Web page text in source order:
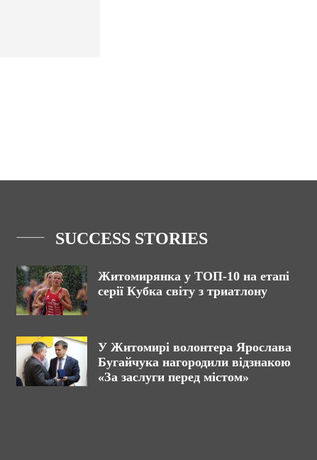
SUCCESS STORIES
Житомирянка у ТОП-10 на етапі
серії Кубка світу з триатлону
У Житомирі волонтера Ярослава
Бугайчука нагородили відзнакою
«За заслуги перед містом»